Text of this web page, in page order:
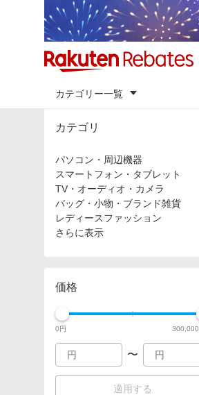
カテゴリー一覧
カテゴリ
パソコン・周辺機器
スマートフォン・タブレット
TV・オーディオ・カメラ
バッグ・小物・ブランド雑貨
レディースファッション
さらに表示
価格
0円 300,000
〜
適用する